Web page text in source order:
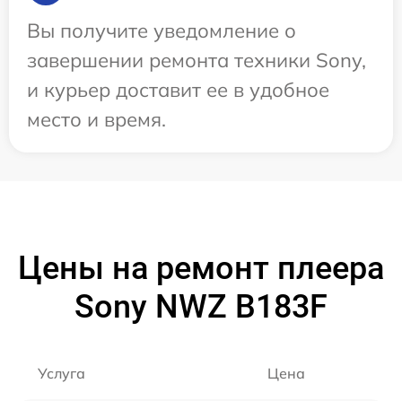
Вы получите уведомление о
завершении ремонта техники Sony,
и курьер доставит ее в удобное
место и время.
Цены на ремонт плеера
Sony NWZ B183F
Услуга Цена